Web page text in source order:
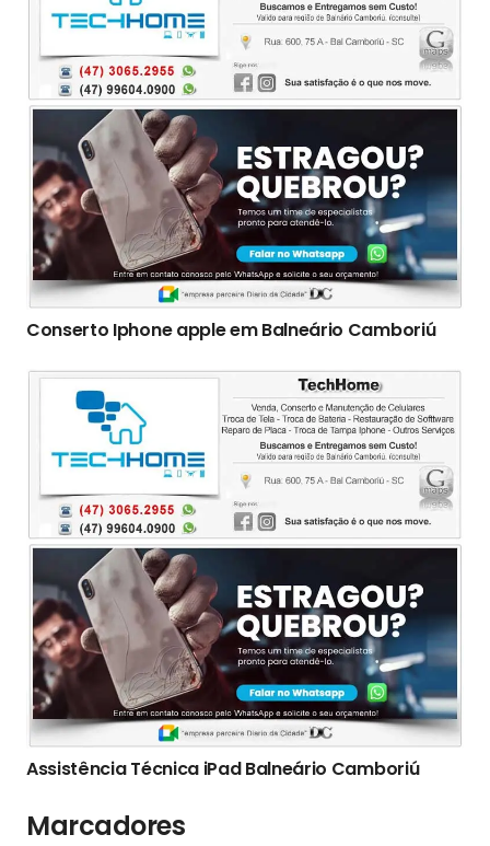
Conserto Iphone apple em Balneário Camboriú
Assistência Técnica iPad Balneário Camboriú
Marcadores